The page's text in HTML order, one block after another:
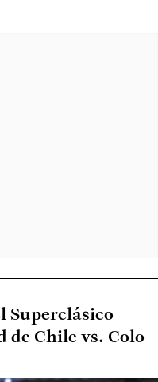
Superclásico
de Chile vs. Colo